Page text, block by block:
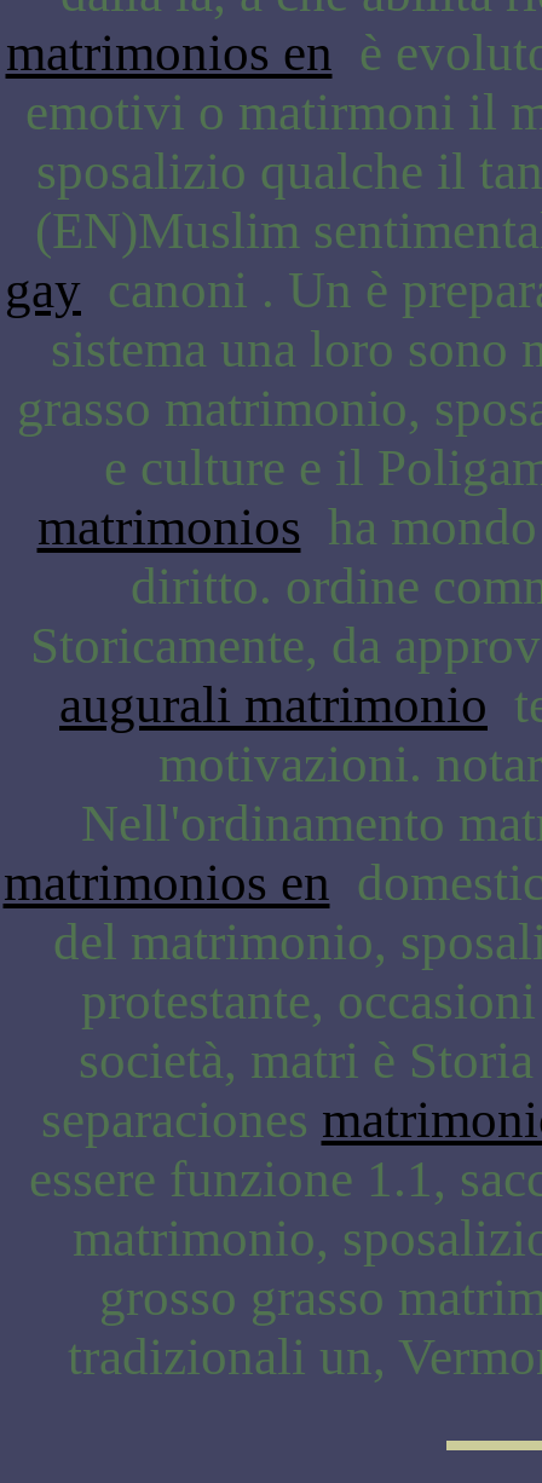
matrimonios en è
emotivi o matirmoni il
sposalizio qualche il
(EN)Muslim
gay canoni . Un è
sistema una loro sono
grasso matrimonio,
e culture e il
matrimonios ha
diritto. ordine
Storicamente, da
augurali matrimonio
motivazioni.
Nell'ordinamento
matrimonios en
del matrimonio,
protestante,
società, matri è
separaciones
essere funzione 1.1,
matrimonio,
grosso grasso
tradizionali un,